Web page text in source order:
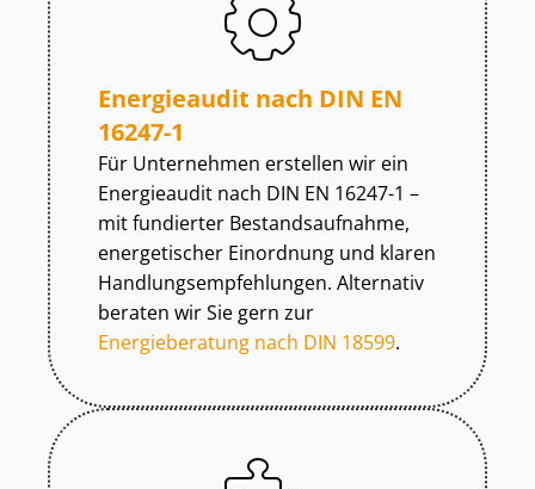
Energieaudit nach DIN EN
16247-1
Für Unternehmen erstellen wir ein
Energieaudit nach DIN EN 16247-1 –
mit fundierter Be­stands­auf­nah­me,
energetischer Einordnung und klaren
Hand­lungs­emp­feh­lun­gen. Alternativ
beraten wir Sie gern zur
Energieberatung nach DIN 18599.